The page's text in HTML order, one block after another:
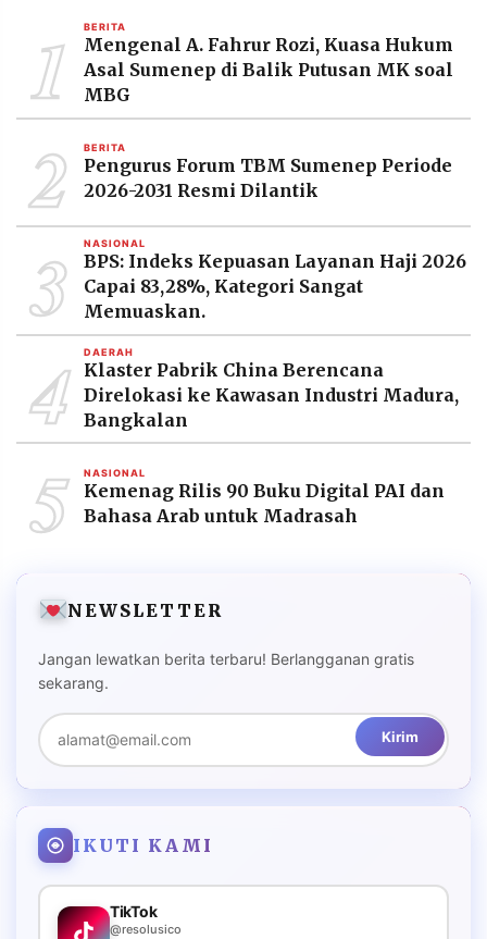
PRAMUDITA
2026
PT.
MEDIA
PRAMUDITA
1 BERITA
Mengenal A. Fahrur Rozi, Kuasa Hukum
Asal Sumenep di Balik Putusan MK soal
MBG
2 BERITA
Pengurus Forum TBM Sumenep Periode
2026-2031 Resmi Dilantik
3 NASIONAL
BPS: Indeks Kepuasan Layanan Haji 2026
Capai 83,28%, Kategori Sangat
Memuaskan.
4 DAERAH
Klaster Pabrik China Berencana
Direlokasi ke Kawasan Industri Madura,
Bangkalan
5 NASIONAL
Kemenag Rilis 90 Buku Digital PAI dan
Bahasa Arab untuk Madrasah
NEWSLETTER
Jangan lewatkan berita terbaru! Berlangganan gratis
sekarang.
Kirim
IKUTI KAMI
TikTok
@resolusico